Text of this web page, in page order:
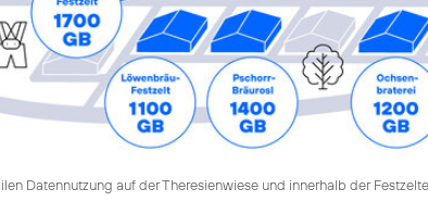
Datennutzung auf der Theresienwiese und innerhalb der